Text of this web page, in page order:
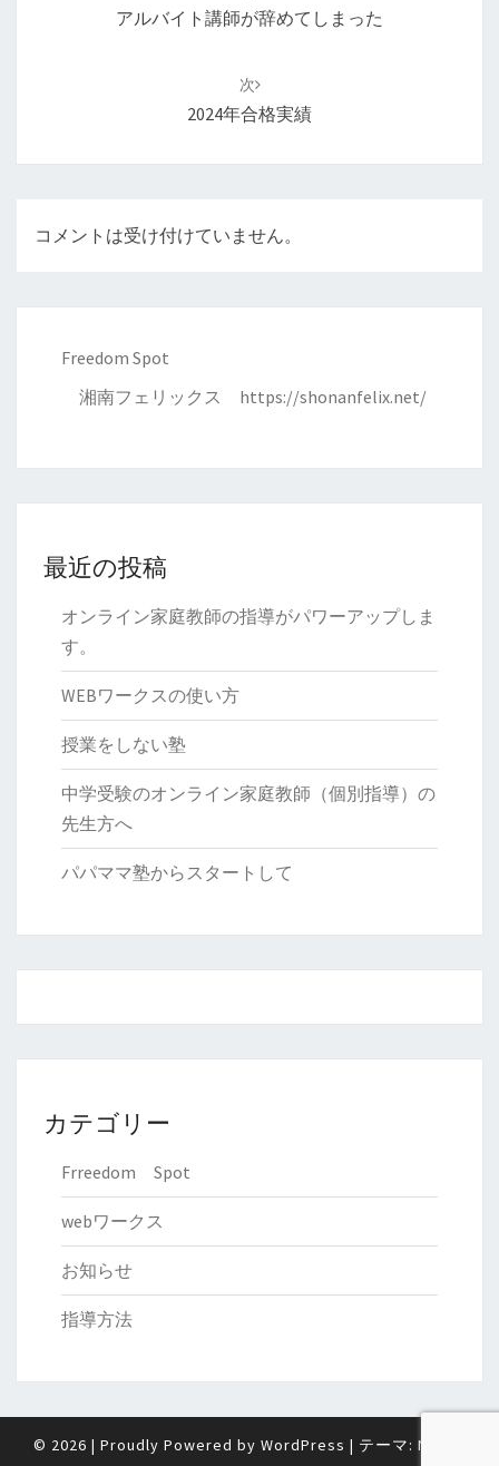
アルバイト講師が辞めてしまった
次
2024年合格実績
コメントは受け付けていません。
Freedom Spot
湘南フェリックス https://shonanfelix.net/
最近の投稿
オンライン家庭教師の指導がパワーアップしま
す。
WEBワークスの使い方
授業をしない塾
中学受験のオンライン家庭教師（個別指導）の
先生方へ
パパママ塾からスタートして
カテゴリー
Frreedom Spot
webワークス
お知らせ
指導方法
© 2026 | Proudly Powered by WordPress | テーマ: Nisarg